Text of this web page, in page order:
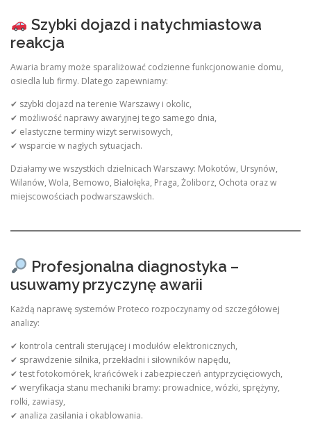
Szybki dojazd i natychmiastowa
reakcja
Awaria bramy może sparaliżować codzienne funkcjonowanie domu,
osiedla lub firmy. Dlatego zapewniamy:
✔ szybki dojazd na terenie Warszawy i okolic,
✔ możliwość naprawy awaryjnej tego samego dnia,
✔ elastyczne terminy wizyt serwisowych,
✔ wsparcie w nagłych sytuacjach.
Działamy we wszystkich dzielnicach Warszawy: Mokotów, Ursynów,
Wilanów, Wola, Bemowo, Białołęka, Praga, Żoliborz, Ochota oraz w
miejscowościach podwarszawskich.
Profesjonalna diagnostyka –
usuwamy przyczynę awarii
Każdą naprawę systemów Proteco rozpoczynamy od szczegółowej
analizy:
✔ kontrola centrali sterującej i modułów elektronicznych,
✔ sprawdzenie silnika, przekładni i siłowników napędu,
✔ test fotokomórek, krańcówek i zabezpieczeń antyprzycięciowych,
✔ weryfikacja stanu mechaniki bramy: prowadnice, wózki, sprężyny,
rolki, zawiasy,
✔ analiza zasilania i okablowania.